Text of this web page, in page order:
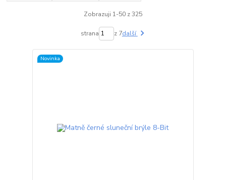
Zobrazuji 1-50 z 325
strana z 7další
Novinka